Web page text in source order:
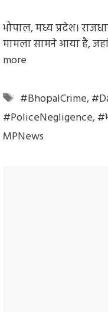
भोपाल, मध्य प्रदेश।
मामला सामने आया है,
more
Tags
#BhopalCrime,
#PoliceNegligence,
MPNews